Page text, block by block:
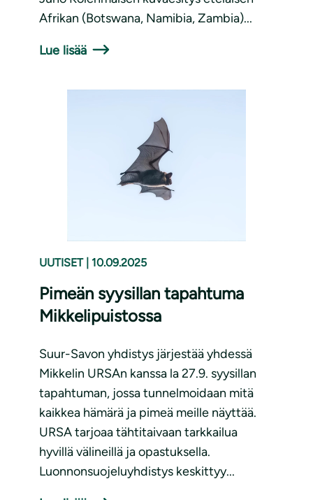
Afrikan (Botswana, Namibia, Zambia)...
Lue lisää
UUTISET 10.09.2025
Pimeän syysillan tapahtuma
Mikkelipuistossa
Suur-Savon yhdistys järjestää yhdessä
Mikkelin URSAn kanssa la 27.9. syysillan
tapahtuman, jossa tunnelmoidaan mitä
kaikkea hämärä ja pimeä meille näyttää.
URSA tarjoaa tähtitaivaan tarkkailua
hyvillä välineillä ja opastuksella.
Luonnonsuojeluyhdistys keskittyy...